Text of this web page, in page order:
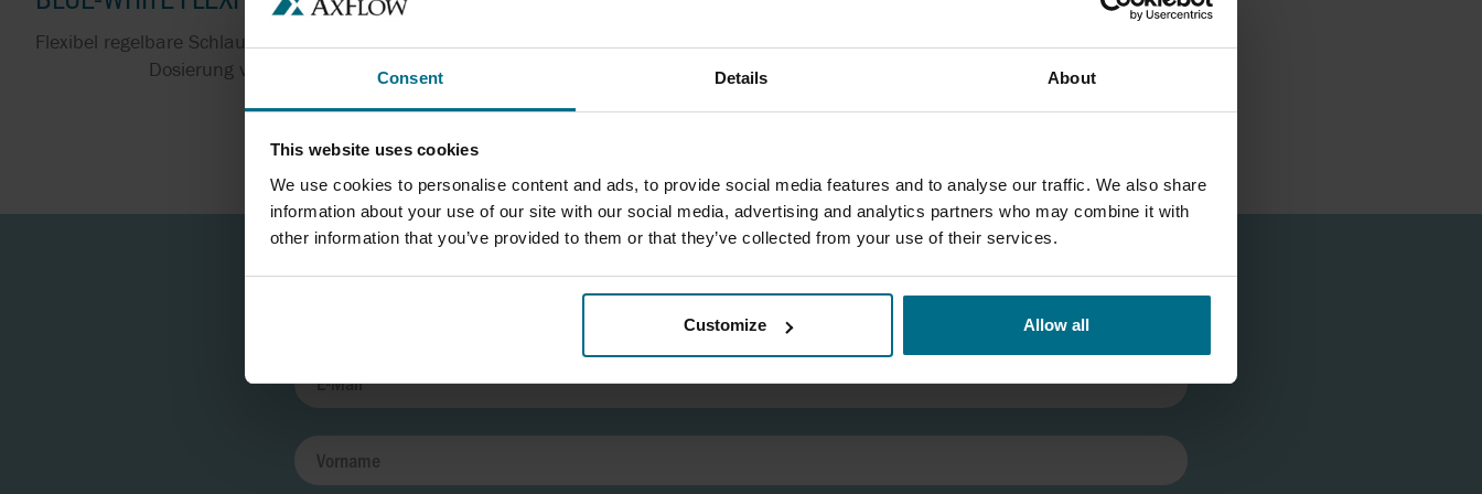
Consent Details About
This website uses cookies
We use cookies to personalise content and ads, to provide social media features and to analyse our traffic. We also share
information about your use of our site with our social media, advertising and analytics partners who may combine it with
other information that you’ve provided to them or that they’ve collected from your use of their services.
Customize Allow all
Flexibel regelbare Schlauchdosierpumpen zur exakten
Dosierung von Chemikalien
Programmierbare Industrie-Dosierpumpen mit
höheren Druckstufen für die Dosierung von
KONTAKTFORMULAR